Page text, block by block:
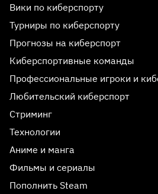
Вики по киберспорту
Турниры по киберспорту
Прогнозы на киберспорт
Киберспортивные команды
Профессиональные игроки и
Любительский киберспорт
Стриминг
Технологии
Аниме и манга
Фильмы и сериалы
Пополнить Steam